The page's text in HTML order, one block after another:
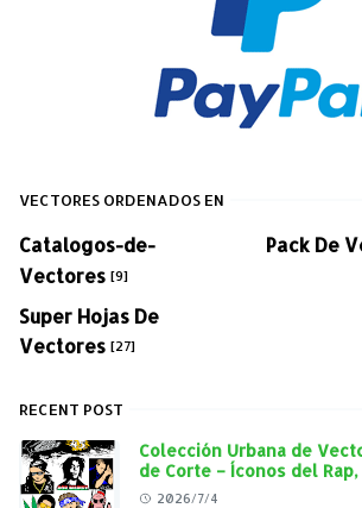
VECTORES ORDENADOS EN
Catalogos-de-
Vectores [9]
Pack De
Super Hojas De
Vectores [27]
RECENT POST
Colección Urbana de
de Corte – Íconos del
Street en Alta Calidad
2026/7/4